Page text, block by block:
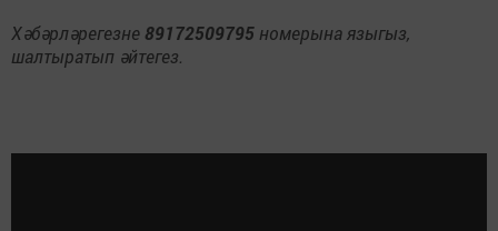
Хәбәрләрегезне 89172509795 номерына языгыз,
шалтыратып әйтегез.